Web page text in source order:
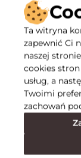
Opis
Specyfikacja
Polecane
Ta witryna
zapewnić Ci
naszej
cookies
usług, a
Twoimi
zachowań